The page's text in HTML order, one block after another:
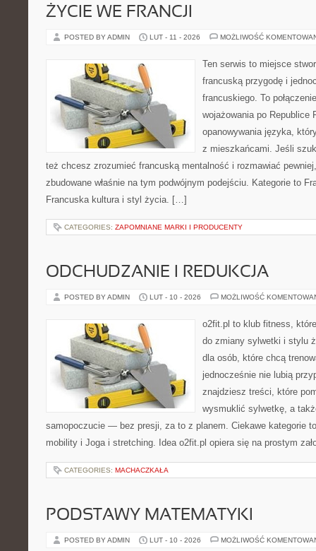
ŻYCIE WE FRANCJI
POSTED BY ADMIN LUT - 11 - 2026 MOŻLIWOŚĆ
Ten serwis to miejsce
francuską przygodę i
francuskiego. To
wojażowania po Republice
opanowywania języka,
z mieszkańcami. Jeśli
też chcesz zrozumieć francuską mentalność i rozmawiać
zbudowane właśnie na tym podwójnym podejściu. Kategorie to
Francuska kultura i styl życia. […]
CATEGORIES: ZAPOMNIANE MARKI I PRODUCENTY
ODCHUDZANIE I REDUKCJA
POSTED BY ADMIN LUT - 10 - 2026 MOŻLIWOŚĆ
o2fit.pl to klub fitness,
do zmiany sylwetki i stylu
dla osób, które chcą
jednocześnie nie lubią
znajdziesz treści, które
wysmuklić sylwetkę, a
samopoczucie — bez presji, za to z planem. Ciekawe kategorie
mobility i Joga i stretching. Idea o2fit.pl opiera się na prostym
CATEGORIES: MACHACZKAŁA
PODSTAWY MATEMATYKI
POSTED BY ADMIN LUT - 10 - 2026 MOŻLIWOŚĆ